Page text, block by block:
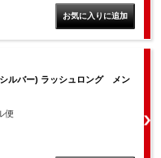
ルバー) ラッシュロング メン
便